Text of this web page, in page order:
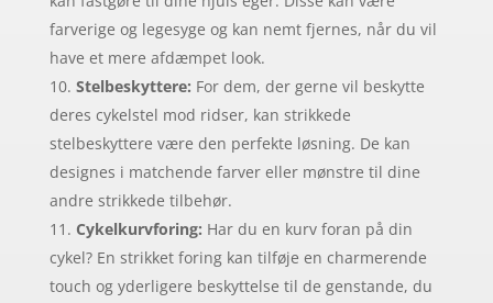
farverige og legesyge og kan nemt fjernes, når du vil
have et mere afdæmpet look.
Stelbeskyttere: For dem, der gerne vil beskytte
deres cykelstel mod ridser, kan strikkede
stelbeskyttere være den perfekte løsning. De kan
designes i matchende farver eller mønstre til dine
andre strikkede tilbehør.
Cykelkurvforing: Har du en kurv foran på din
cykel? En strikket foring kan tilføje en charmerende
touch og yderligere beskyttelse til de genstande, du